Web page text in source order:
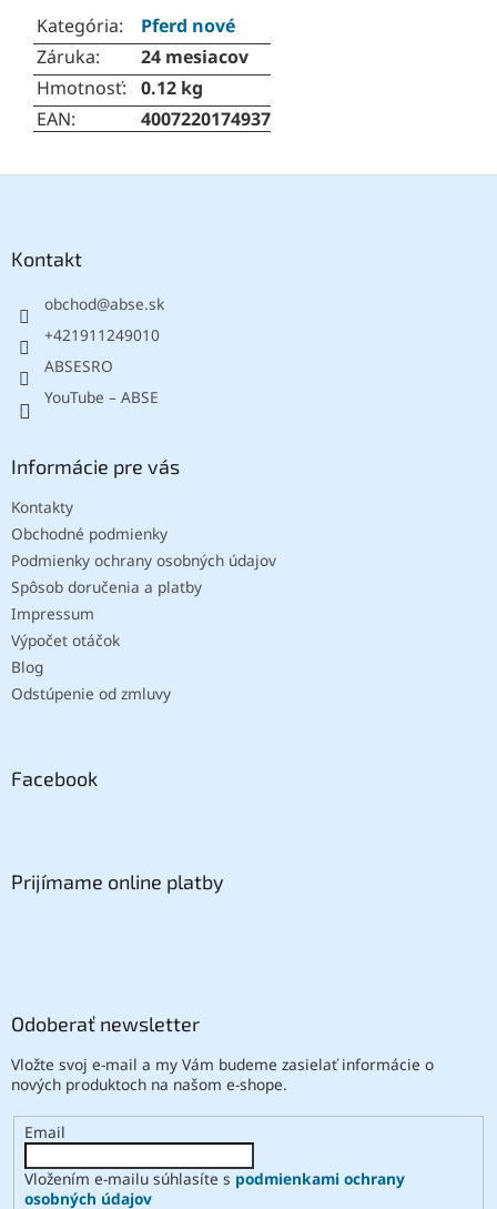
Kategória:
Pferd nové
Záruka:
24 mesiacov
Hmotnosť:
0.12 kg
EAN: 4007220174937
Kontakt
obchod@abse.sk
+421911249010
ABSESRO
YouTube – ABSE
Informácie pre vás
Kontakty
Obchodné podmienky
Podmienky ochrany osobných údajov
Spôsob doručenia a platby
Impressum
Výpočet otáčok
Blog
Odstúpenie od zmluvy
Facebook
Prijímame online platby
Odoberať newsletter
Vložte svoj e-mail a my Vám budeme zasielať informácie o
nových produktoch na našom e-shope.
Email
Vložením e-mailu súhlasíte s podmienkami ochrany
osobných údajov